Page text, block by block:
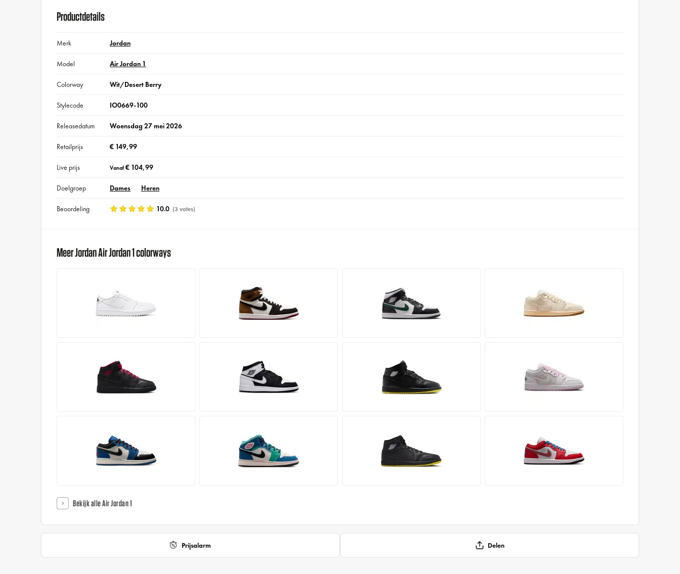
Productdetails
Merk Jordan
Model Air Jordan 1
Colorway Wit/Desert Berry
Stylecode IO0669-100
Releasedatum Woensdag 27 mei 2026
Retailprijs € 149,99
Live prijs Vanaf€ 104,99
Doelgroep Dames Heren
Beoordeling 10.0 (3 votes)
Meer Jordan Air Jordan 1 colorways
Bekijk alle Air Jordan 1
Prijsalarm Delen